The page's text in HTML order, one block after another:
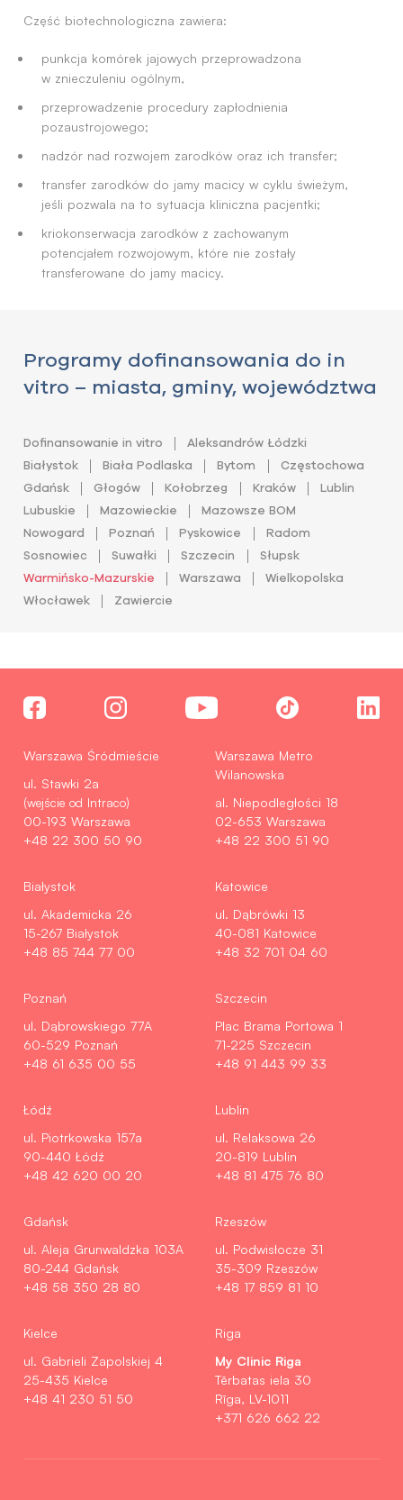
Część biotechnologiczna zawiera:
punkcja komórek jajowych przeprowadzona
w znieczuleniu ogólnym,
przeprowadzenie procedury zapłodnienia
pozaustrojowego;
nadzór nad rozwojem zarodków oraz ich transfer;
transfer zarodków do jamy macicy w cyklu świeżym,
jeśli pozwala na to sytuacja kliniczna pacjentki;
kriokonserwacja zarodków z zachowanym
potencjałem rozwojowym, które nie zostały
transferowane do jamy macicy.
Programy dofinansowania do in
vitro – miasta, gminy, województwa
Dofinansowanie in vitro
Aleksandrów Łódzki
Białystok
Biała Podlaska Bytom
Częstochowa
Gdańsk
Głogów Kołobrzeg Kraków
Lublin
Lubuskie
Mazowieckie
Mazowsze BOM
Nowogard
Poznań Pyskowice
Radom
Sosnowiec
Suwałki Szczecin
Słupsk
Warmińsko-Mazurskie
Warszawa
Wielkopolska
Włocławek
Zawiercie
Warszawa Śródmieście
ul. Stawki 2a
(wejście od Intraco)
00-193 Warszawa
+48 22 300 50 90
Warszawa Metro
Wilanowska
al. Niepodległości 18
02-653 Warszawa
+48 22 300 51 90
Białystok
ul. Akademicka 26
15-267 Białystok
+48 85 744 77 00
Katowice
ul. Dąbrówki 13
40-081 Katowice
+48 32 701 04 60
Poznań
ul. Dąbrowskiego 77A
60-529 Poznań
+48 61 635 00 55
Szczecin
Plac Brama Portowa 1
71-225 Szczecin
+48 91 443 99 33
Łódź
ul. Piotrkowska 157a
90-440 Łódź
+48 42 620 00 20
Lublin
ul. Relaksowa 26
20-819 Lublin
+48 81 475 76 80
Gdańsk
ul. Aleja Grunwaldzka 103A
80-244 Gdańsk
+48 58 350 28 80
Rzeszów
ul. Podwisłocze 31
35-309 Rzeszów
+48 17 859 81 10
Kielce
ul. Gabrieli Zapolskiej 4
25-435 Kielce
+48 41 230 51 50
Riga
My Clinic Riga
Tērbatas iela 30
Rīga, LV-1011
+371 626 662 22